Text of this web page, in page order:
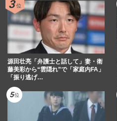
源田壮亮「弁護士と話して」妻・衛
藤美彩から“雲隠れ”で「家庭内FA」
「振り逃げ…